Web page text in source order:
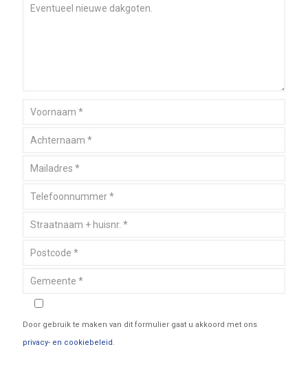
Door gebruik te maken van dit formulier gaat u akkoord met ons
privacy- en cookiebeleid.